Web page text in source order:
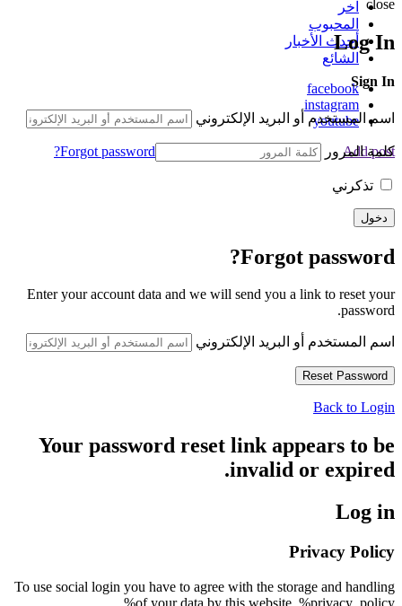
آخر
المحبوب
أحدث الأخبار
الشائع
facebook
instagram
youtube
Add post
close
Log In
Sign In
اسم المستخدم أو البريد الإلكتروني
كلمة المرور Forgot password?
تذكرني
Forgot password?
Enter your account data and we will send you a link to reset your
password.
اسم المستخدم أو البريد الإلكتروني
Back to Login
Your password reset link appears to be
invalid or expired.
Log in
Privacy Policy
To use social login you have to agree with the storage and handling
of your data by this website. %privacy_policy%